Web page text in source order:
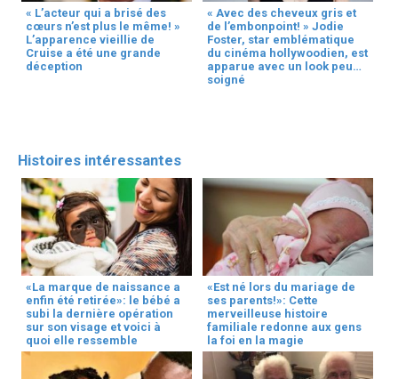
« L’acteur qui a brisé des
cœurs n’est plus le même! »
L’apparence vieillie de
Cruise a été une grande
déception
« Avec des cheveux gris et
de l’embonpoint! » Jodie
Foster, star emblématique
du cinéma hollywoodien, est
apparue avec un look peu
soigné
Histoires intéressantes
«La marque de naissance a
enfin été retirée»: le bébé a
subi la dernière opération
sur son visage et voici à
quoi elle ressemble
«Est né lors du mariage de
ses parents!»: Cette
merveilleuse histoire
familiale redonne aux gens
la foi en la magie